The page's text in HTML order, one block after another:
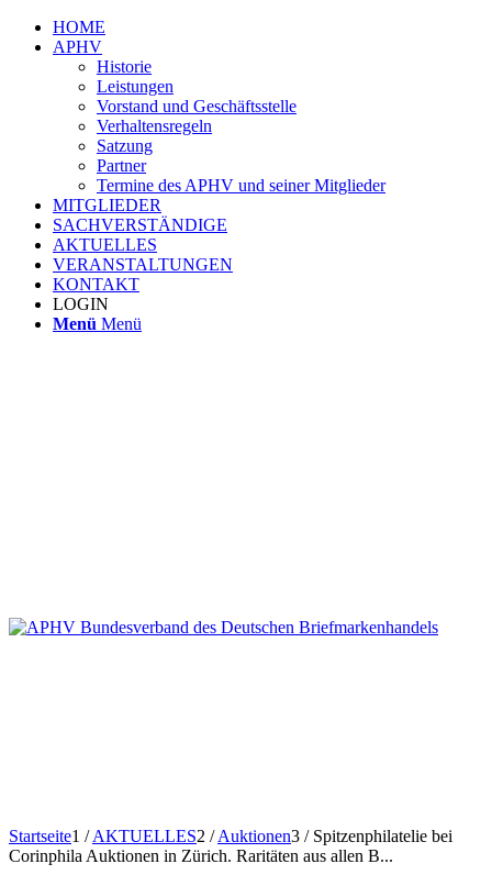
HOME
APHV
Historie
Leistungen
Vorstand und Geschäftsstelle
Verhaltensregeln
Satzung
Partner
Termine des APHV und seiner Mitglieder
MITGLIEDER
SACHVERSTÄNDIGE
AKTUELLES
VERANSTALTUNGEN
KONTAKT
LOGIN
Menü Menü
Startseite1 / AKTUELLES2 / Auktionen3 / Spitzenphilatelie bei
Corinphila Auktionen in Zürich. Raritäten aus allen B...